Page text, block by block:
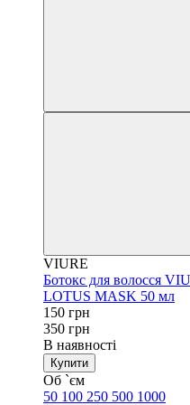
VIURE
Ботокс для волосся
LOTUS MASK 50 мл
150 грн
350 грн
В наявності
Купити
Об `єм
50 100 250 500 1000